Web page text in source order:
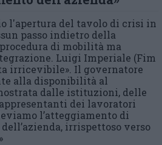
l'apertura del tavolo di crisi in
passo indietro della
di mobilità ma
Luigi Imperiale (Fim
irricevibile». Il governatore
alla disponibilità al
dalle istituzioni, delle
dei lavoratori
l’atteggiamento di
irrispettoso verso